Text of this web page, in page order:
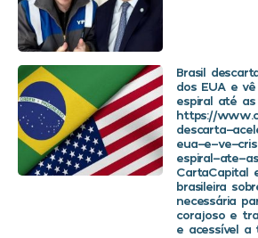
Brasil
dos EUA e
espiral até as
https://
descarta-
eua-e-ve-
espiral-ate-
CartaCapital
brasileira
necessária
corajoso e
e acessível a